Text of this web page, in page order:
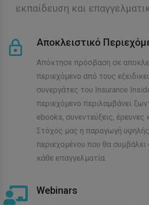
εκπαίδευση και
Αποκλειστικό
Απόκτησε πρόσβαση σε
περιεχόμενο από τους
συνεργάτες του Insurance
περιεχόμενο περιλαμβάνει
ebooks, συνεντεύξεις, έρευνες
Στόχος μας η παραγωγή υψηλής
περιεχομένου που θα
κάθε επαγγελματία.
Webinars